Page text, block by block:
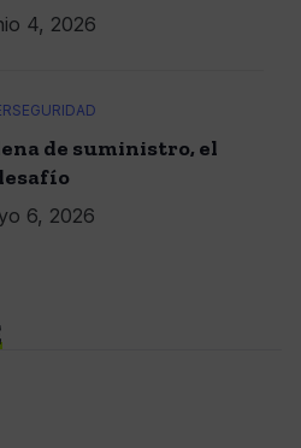
4, 2026
de suministro, el
6, 2026